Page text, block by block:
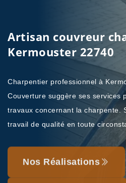
Artisan couvreur
Kermouster 22740
Charpentier professionnel à
Couverture suggère ses services
travaux concernant la charpente.
travail de qualité en toute
Nos Réalisations